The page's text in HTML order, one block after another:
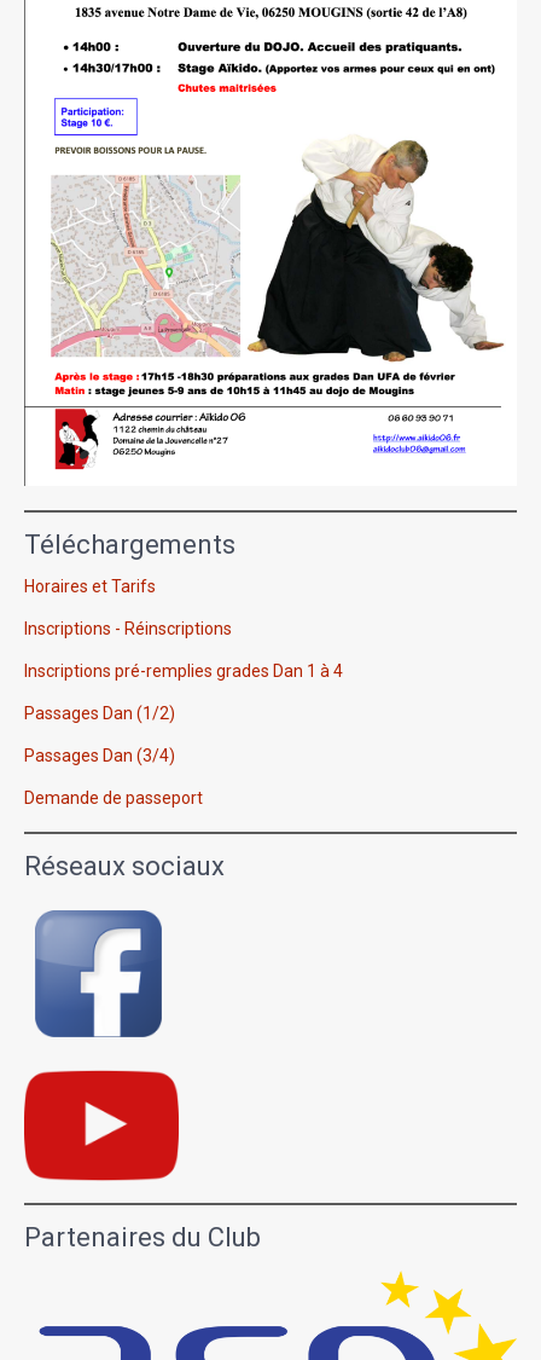
Téléchargements
Horaires et Tarifs
Inscriptions - Réinscriptions
Inscriptions pré-remplies grades Dan 1 à 4
Passages Dan (1/2)
Passages Dan (3/4)
Demande de passeport
Réseaux sociaux
Partenaires du Club